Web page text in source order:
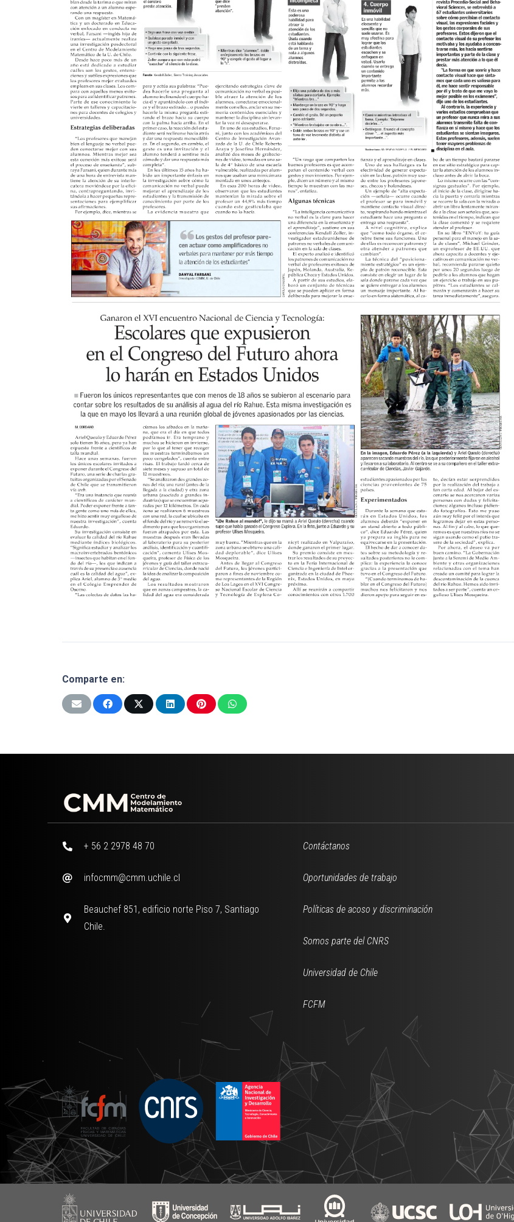
Comparte en:
+ 56 2 2978 48 70
infocmm@cmm.uchile.cl
Beauchef 851, edificio norte Piso 7, Santiago
Chile.
Contáctanos
Oportunidades de trabajo
Políticas de acoso y discriminación
Somos parte del CNRS
Universidad de Chile
FCFM